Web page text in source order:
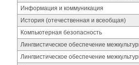
Информация и коммуникация
История (отечественная и всеобщая)
Компьютерная безопасность
Лингвистическое обеспечение
Лингвистическое обеспечение